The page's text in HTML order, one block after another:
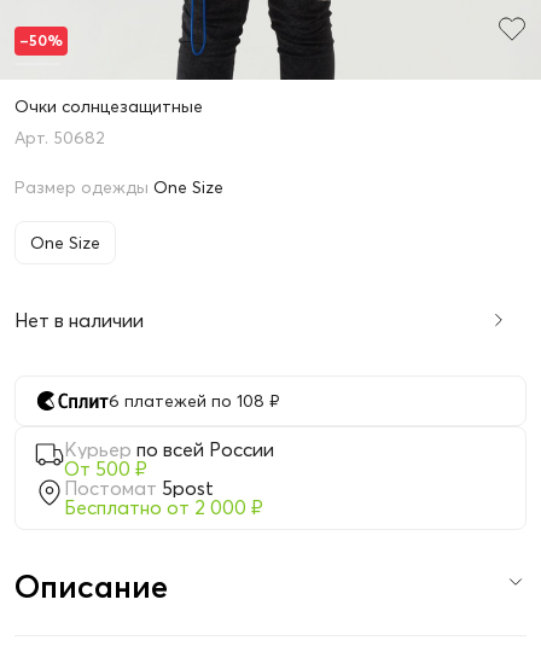
Очки солнцезащитные
50682
Размер одежды One Size
One Size
Нет в наличии
6 платежей по 108 ₽
Курьер по всей России
От 500 ₽
Постомат 5post
Бесплатно от 2 000 ₽
–50%
Описание